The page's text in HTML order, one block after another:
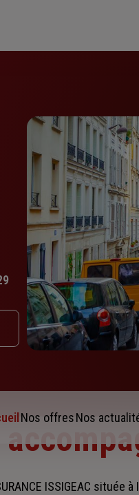
Nos offresNos
ISSIGEAC